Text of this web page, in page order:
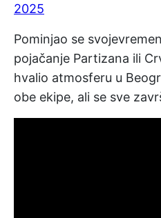
2025
Pominjao se
pojačanje Partizana ili
hvalio atmosferu u
obe ekipe, ali se sve